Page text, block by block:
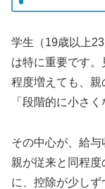
学生（19歳以上
は特に重要です
程度増えても、親
「段階的に小さ
その中心が、給与
親が従来と同程
に、控除が少し